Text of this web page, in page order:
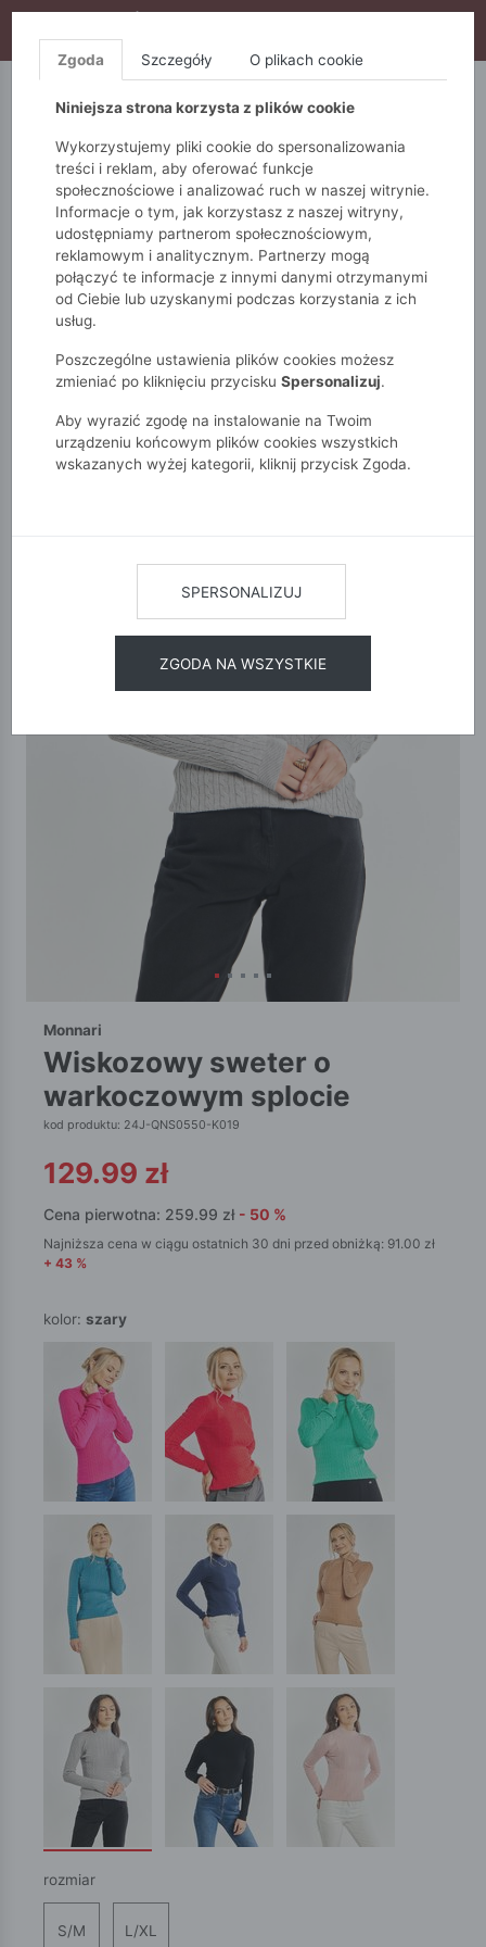
S10), DODATKOWE 15% ZA 3SZT (KOD: S15)
5.10.15. QUIOSQUE
Monnari Zobacz wszystko Swetry
długi rękaw
Wiskozowy sweter o warkoczowym splocie
Monnari
wiskozowy sweter o
warkoczowym splocie
kod produktu: 24J-QNS0550-K019
129.99 zł
Cena pierwotna: 259.99 zł - 50 %
Najniższa cena w ciągu ostatnich 30 dni przed obniżką: 91.00 zł
+ 43 %
kolor: szary
rozmiar
S/M L/XL
Zgoda Szczegóły O plikach cookie
Niniejsza strona korzysta z plików cookie
Wykorzystujemy pliki cookie do spersonalizowania
treści i reklam, aby oferować funkcje
społecznościowe i analizować ruch w naszej witrynie.
Informacje o tym, jak korzystasz z naszej witryny,
udostępniamy partnerom społecznościowym,
reklamowym i analitycznym. Partnerzy mogą
połączyć te informacje z innymi danymi otrzymanymi
od Ciebie lub uzyskanymi podczas korzystania z ich
usług.
Poszczególne ustawienia plików cookies możesz
zmieniać po kliknięciu przycisku Spersonalizuj.
Aby wyrazić zgodę na instalowanie na Twoim
urządzeniu końcowym plików cookies wszystkich
wskazanych wyżej kategorii, kliknij przycisk Zgoda.
SPERSONALIZUJ
ZGODA NA WSZYSTKIE